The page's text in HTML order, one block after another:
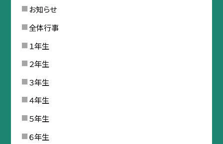
お知らせ
全体行事
１年生
２年生
３年生
４年生
５年生
６年生